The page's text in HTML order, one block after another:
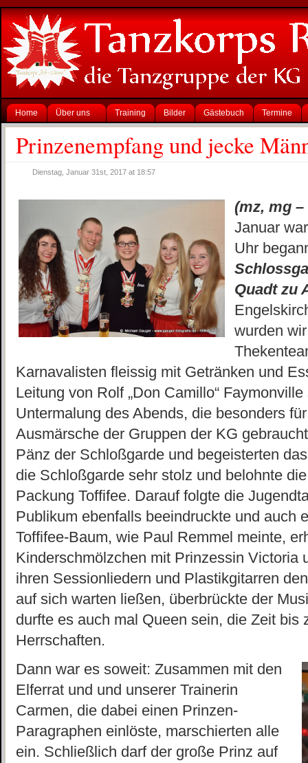
Home Über uns Training Bilder Gästebuch Termine
Prinzenempfang und jecke
Dienstag, Januar 31st, 2017 at 18:57
(mz, mg –
Januar
Uhr
Quadt zu
wurden
Karnavalisten fleissig mit Getränken und
Leitung von Rolf „Don Camillo“
Untermalung des Abends, die besonders
Ausmärsche der Gruppen der KG
Pänz der Schloßgarde und begeisterten
die Schloßgarde sehr stolz und belohnte
Packung Toffifee. Darauf folgte die
Publikum ebenfalls beeindruckte und auch
Toffifee-Baum, wie Paul Remmel meinte,
Kinderschmölzchen mit Prinzessin Victoria
ihren Sessionliedern und Plastikgitarren
auf sich warten ließen, überbrückte der
durfte es auch mal Queen sein, die Zeit bis
Herrschaften.
Dann war es soweit: Zusammen mit den
Elferrat und und unserer Trainerin
Carmen, die dabei einen Prinzen-
Paragraphen einlöste, marschierten alle
ein. Schließlich darf der große Prinz auf